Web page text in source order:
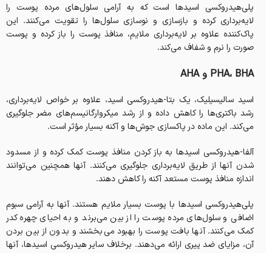
پلی‌هیدروکسی اسیدها است که به آرامی سلول‌های مرده پوست را
لایه‌برداری کرده و بازسازی و نوسازی سلول‌ها را تقویت می‌کنند. این
پاک‌کننده علاوه بر لایه‌برداری ملایم، منافذ پوست را باز کرده و پوست
صورت را نرم و شفاف می‌کند.
PHA، BHA و AHA
اسید سالیسیلیک، یک بتا-هیدروکسی اسید، علاوه بر خواص لایه‌برداری،
رشد باکتری‌ها را کاهش داده و از رشد میکروارگانیسم‌های مضر جلوگیری
می‌کند. این ماده در پاکسازی جوش‌ها و آکنه بسیار مؤثر است.
آلفا-هیدروکسی اسیدها به باز کردن منافذ پوست کمک کرده و از مسدود
شدن آنها از طریق لایه‌برداری جلوگیری می‌کنند. آنها همچنین می‌توانند
اندازه منافذ پوست مستعد آکنه را کاهش دهند.
پلی‌هیدروکسی اسیدها با پوست بسیار ملایم هستند. آنها به آرامی سبوم
اضافی و سلول‌های مرده پوست را از بین می‌برند و به احیای چهره کدر
کمک می‌کنند. آنها بافت پوست را بهبود می‌بخشند و بدون از بین بردن
آن، مزایای ضد پیری ارائه می‌دهند. برخلاف سایر هیدروکسی اسیدها، آنها